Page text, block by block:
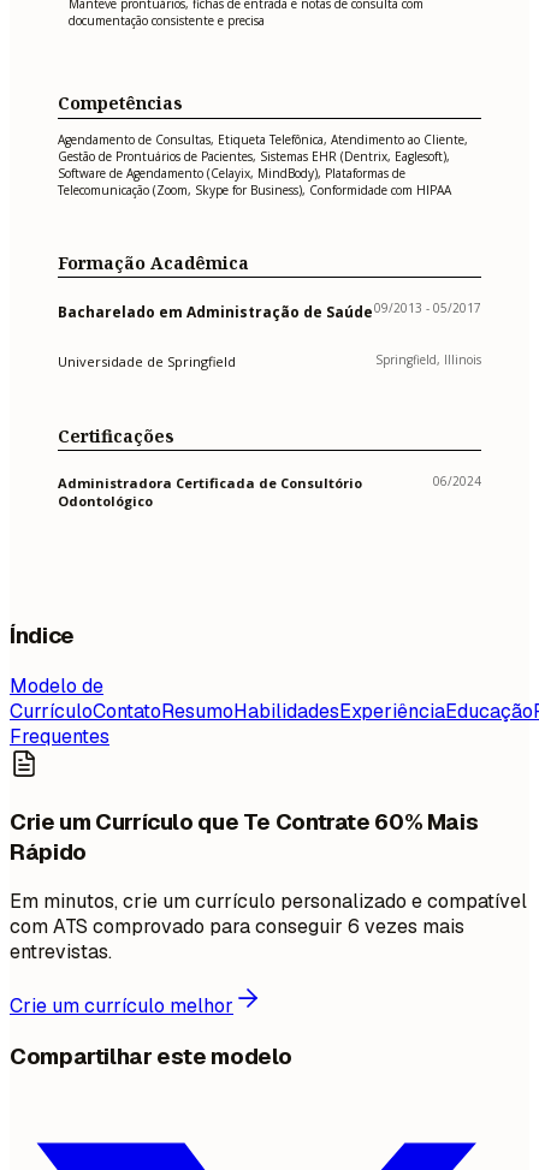
Manteve prontuários, fichas de entrada e notas de consulta com
documentação consistente e precisa
Competências
Agendamento de Consultas, Etiqueta Telefônica, Atendimento ao Cliente,
Gestão de Prontuários de Pacientes, Sistemas EHR (Dentrix, Eaglesoft),
Software de Agendamento (Celayix, MindBody), Plataformas de
Telecomunicação (Zoom, Skype for Business), Conformidade com HIPAA
Formação Acadêmica
Bacharelado em Administração de Saúde09/2013 - 05/2017
Universidade de Springfield Springfield, Illinois
Certificações
Administradora Certificada de Consultório
Odontológico
06/2024
Índice
Modelo de
CurrículoContatoResumoHabilidadesExperiênciaEducação
Frequentes
Crie um Currículo que Te Contrate 60% Mais
Rápido
Em minutos, crie um currículo personalizado e compatível
com ATS comprovado para conseguir 6 vezes mais
entrevistas.
Crie um currículo melhor
Compartilhar este modelo